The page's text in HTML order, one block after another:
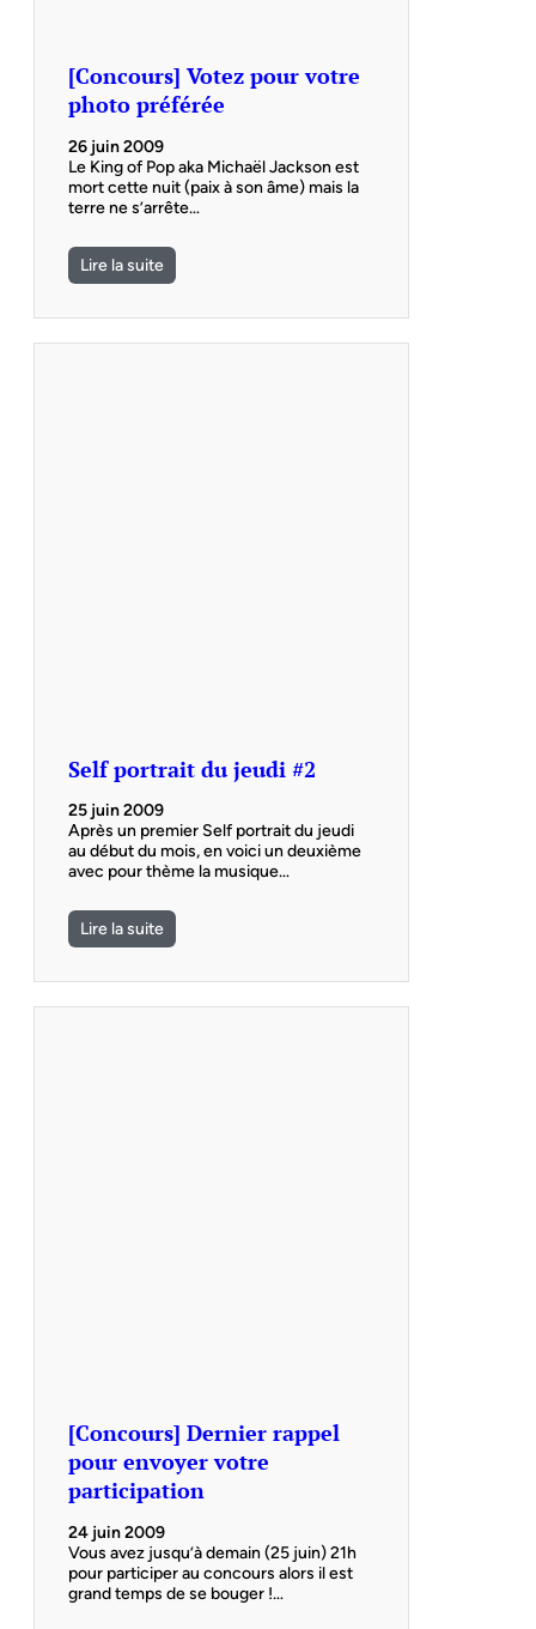
[Concours] Votez pour votre
photo préférée
26 juin 2009
Le King of Pop aka Michaël Jackson est
mort cette nuit (paix à son âme) mais la
terre ne s’arrête…
Lire la suite
Self portrait du jeudi #2
25 juin 2009
Après un premier Self portrait du jeudi
au début du mois, en voici un deuxième
avec pour thème la musique…
Lire la suite
[Concours] Dernier rappel
pour envoyer votre
participation
24 juin 2009
Vous avez jusqu’à demain (25 juin) 21h
pour participer au concours alors il est
grand temps de se bouger !…